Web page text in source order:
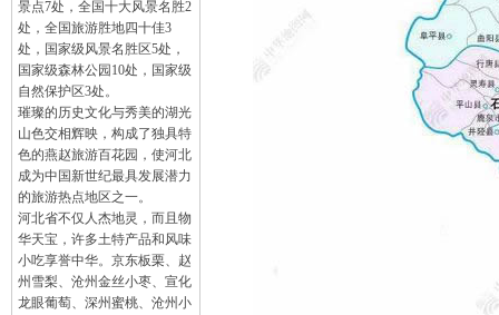
景点7处，全国十大风景名胜2
处，全国旅游胜地四十佳3
处，国家级风景名胜区5处，
国家级森林公园10处，国家级
自然保护区3处。
璀璨的历史文化与秀美的湖光
山色交相辉映，构成了独具特
色的燕赵旅游百花园，使河北
成为中国新世纪最具发展潜力
的旅游热点地区之一。
河北省不仅人杰地灵，而且物
华天宝，许多土特产品和风味
小吃享誉中华。京东板栗、赵
州雪梨、沧州金丝小枣、宣化
龙眼葡萄、深州蜜桃、沧州小